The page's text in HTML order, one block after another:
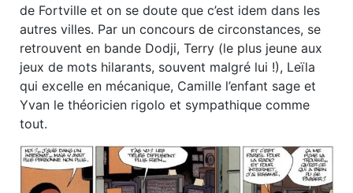
de Fortville et on se doute que c’est idem dans les
autres villes. Par un concours de circonstances, se
retrouvent en bande Dodji, Terry (le plus jeune aux
jeux de mots hilarants, souvent malgré lui !), Leïla
qui excelle en mécanique, Camille l’enfant sage et
Yvan le théoricien rigolo et sympathique comme
tout.